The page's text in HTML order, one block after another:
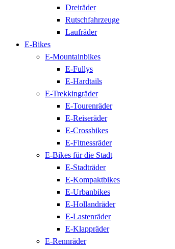
Dreiräder
Rutschfahrzeuge
Laufräder
E-Bikes
E-Mountainbikes
E-Fullys
E-Hardtails
E-Trekkingräder
E-Tourenräder
E-Reiseräder
E-Crossbikes
E-Fitnessräder
E-Bikes für die Stadt
E-Stadträder
E-Kompaktbikes
E-Urbanbikes
E-Hollandräder
E-Lastenräder
E-Klappräder
E-Rennräder